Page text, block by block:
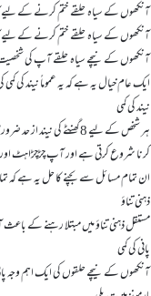
آنکھوں کے سیاہ حلقے ختم کرنے کے
آنکھوں کے سیاہ حلقے ختم کرنے کے
آنکھوں کے نیچے سیاہ حلقے آپ کی
ایک عام خیال یہ ہے کہ یہ عموماً نیند
نیند کی کمی
ہر شخص کے لیے 8 گھنٹے
کرنا شروع کرتی ہے اور آپ چڑچڑاہٹ
ان تمام مسائل سے بچنے کا حل یہ ہے کہ
ذہنی تناؤ
مستقل ذہنی تناؤ میں مبتلا رہنے کے
پانی کی کمی
آنکھوں کے نیچے حلقوں کی ایک اہم وجہ پانی کی کمی ہے۔ دن میں 8 گلاس پانی